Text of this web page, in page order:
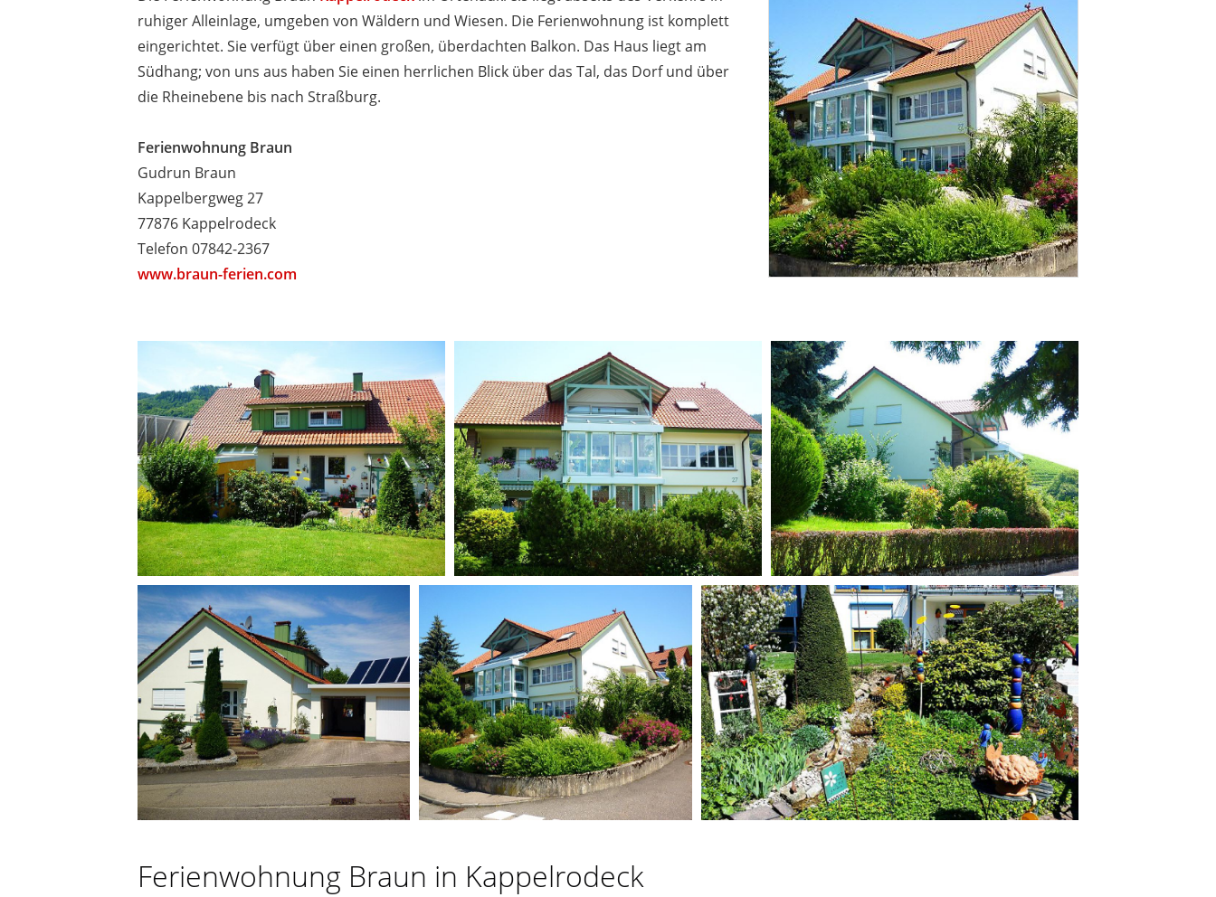
ruhiger Alleinlage, umgeben von Wäldern und Wiesen. Die Ferienwohnung ist komplett
eingerichtet. Sie verfügt über einen großen, überdachten Balkon. Das Haus liegt am
Südhang; von uns aus haben Sie einen herrlichen Blick über das Tal, das Dorf und über
die Rheinebene bis nach Straßburg.
Ferienwohnung Braun
Gudrun Braun
Kappelbergweg 27
77876 Kappelrodeck
Telefon 07842-2367
www.braun-ferien.com
Ferienwohnung Braun in Kappelrodeck